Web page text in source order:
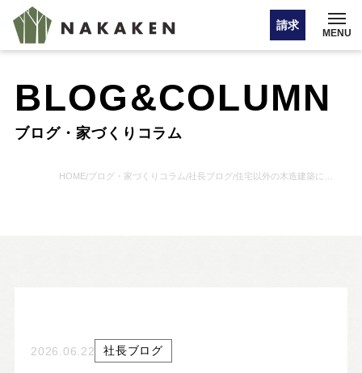
請求
MENU
イベント情報
注文住宅
BLOG&COLUMN
ブログ・家づくりコラム
HOME/ブログ・家づくりコラム/社長ブログ/
2026.06.22 社長ブログ